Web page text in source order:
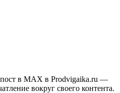
в MAX в Prodvigaika.ru —
вокруг своего контента.